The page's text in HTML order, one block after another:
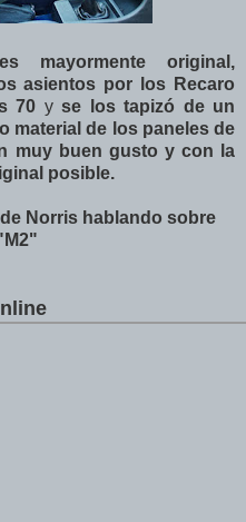
mayormente original,
asientos por los Recaro
70 yse los tapizó de un
material de los paneles de
muy buen gusto y con la
posible.
Norris hablando sobre